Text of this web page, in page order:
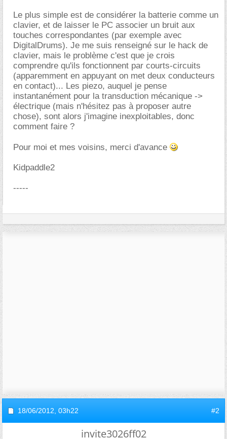
Le plus simple est de considérer la batterie comme un
clavier, et de laisser le PC associer un bruit aux
touches correspondantes (par exemple avec
DigitalDrums). Je me suis renseigné sur le hack de
clavier, mais le problème c'est que je crois
comprendre qu'ils fonctionnent par courts-circuits
(apparemment en appuyant on met deux conducteurs
en contact)... Les piezo, auquel je pense
instantanément pour la transduction mécanique ->
électrique (mais n'hésitez pas à proposer autre
chose), sont alors j'imagine inexploitables, donc
comment faire ?
Pour moi et mes voisins, merci d'avance
Kidpaddle2
-----
18/06/2012, 03h22 #2
invite3026ff02